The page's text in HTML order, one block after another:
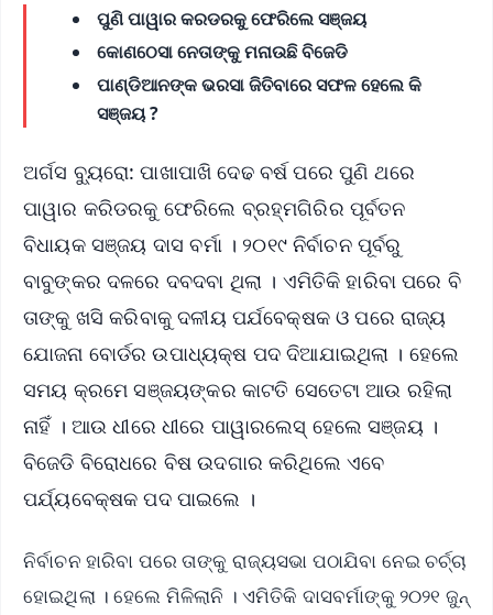
ପୁଣି ପାୱାର କରଡରକୁ ଫେରିଲେ ସଞ୍ଜୟ
କୋଣଠେସା ନେତାଙ୍କୁ ମନାଉଛି ବିଜେଡି
ପାଣ୍ଡିଆନଙ୍କ ଭରସା ଜିତିବାରେ ସଫଳ ହେଲେ କି
ସଞ୍ଜୟ ?
ଅର୍ଗସ ବ୍ୟୁରୋ: ପାଖାପାଖି ଦେଢ ବର୍ଷ ପରେ ପୁଣି ଥରେ
ପାୱାର କରିଡରକୁ ଫେରିଲେ ବ୍ରହ୍ମଗିରିର ପୂର୍ବତନ
ବିଧାୟକ ସଞ୍ଜୟ ଦାସ ବର୍ମା । ୨୦୧୯ ନିର୍ବାଚନ ପୂର୍ବରୁ
ବାବୁଙ୍କର ଦଳରେ ଦବଦବା ଥିଲା । ଏମିତିକି ହାରିବା ପରେ ବି
ତାଙ୍କୁ ଖସି କରିବାକୁ ଦଳୀୟ ପର୍ଯବେକ୍ଷକ ଓ ପରେ ରାଜ୍ୟ
ଯୋଜନା ବୋର୍ଡର ଉପାଧ୍ୟକ୍ଷ ପଦ ଦିଆଯାଇଥିଲା । ହେଲେ
ସମୟ କ୍ରମେ ସଞ୍ଜୟଙ୍କର କାଟତି ସେତେଟା ଆଉ ରହିଲା
ନାହିଁ । ଆଉ ଧୀରେ ଧୀରେ ପାୱାରଲେସ୍‌ ହେଲେ ସଞ୍ଜୟ ।
ବିଜେଡି ବିରୋଧରେ ବିଷ ଉଦଗାର କରିଥିଲେ ଏବେ
ପର୍ଯ୍ୟବେକ୍ଷକ ପଦ ପାଇଲେ ।
ନିର୍ବାଚନ ହାରିବା ପରେ ତାଙ୍କୁ ରାଜ୍ୟସଭା ପଠାଯିବା ନେଇ ଚର୍ଚ୍ଚା
ହୋଇଥିଲା । ହେଲେ ମିଳିଲାନି । ଏମିତିକି ଦାସବର୍ମାଙ୍କୁ ୨୦୨୧ ଜୁନ୍